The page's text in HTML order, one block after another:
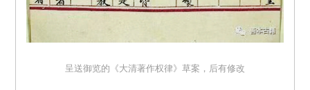
呈送御览的《大清著作权律》草案，后有修改